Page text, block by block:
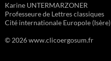
Karine UNTERMARZONER
Professeure de Lettres classiques
Cité internationale Europole (Isère)
© 2026 www.clicoergosum.fr